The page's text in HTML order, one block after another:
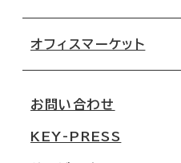
路線・駅から探す
移転コストシミュレーション
移転スケジュール
オフィス移転Q&A
オフィスマーケット
大阪
お問い合わせ
KEY-PRESS